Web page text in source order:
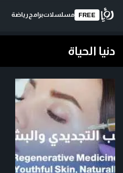
FREE مسلسلاتبرامج رياضة
دنيا الحياة